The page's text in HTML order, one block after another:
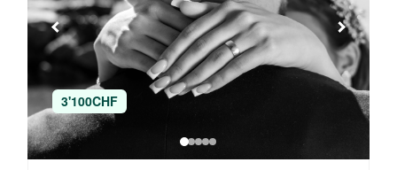
3'100CHF